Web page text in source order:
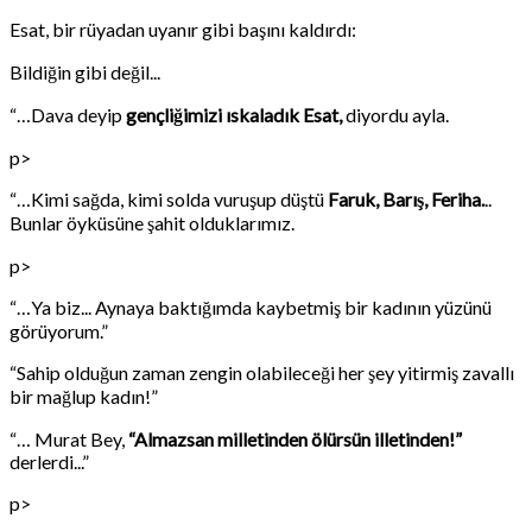
Esat, bir rüyadan uyanır gibi başını kaldırdı:
Bildiğin gibi değil...
“…Dava deyipgençliğimizi ıskaladık Esat,diyordu ayla.
p>
“…Kimi sağda, kimi solda vuruşup düştü Faruk, Barış, Feriha...
Bunlar öyküsüne şahit olduklarımız.
p>
“…Ya biz... Aynaya baktığımda kaybetmiş bir kadının yüzünü
görüyorum.”
“Sahip olduğun zaman zengin olabileceği her şey yitirmiş zavallı
bir mağlup kadın!”
“… Murat Bey, “Almazsan milletinden ölürsün illetinden!”
derlerdi...”
p>